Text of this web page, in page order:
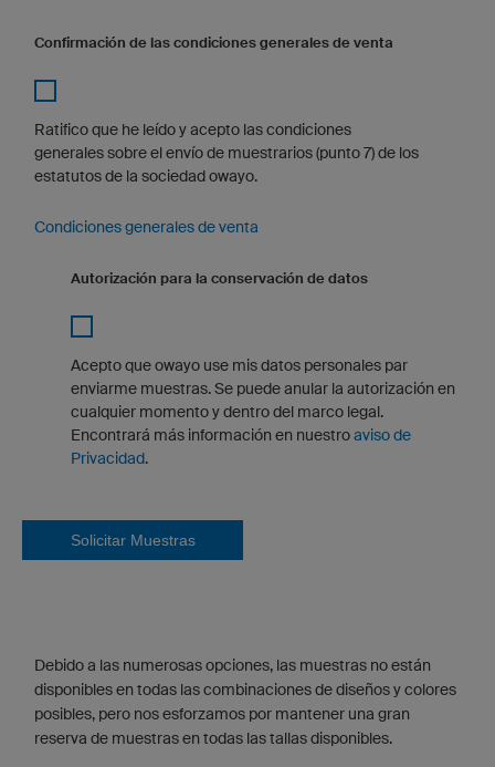
Confirmación de las condiciones generales de venta
Ratifico que he leído y acepto las condiciones
generales sobre el envío de muestrarios (punto 7) de los
estatutos de la sociedad owayo.
Condiciones generales de venta
Autorización para la conservación de datos
Acepto que owayo use mis datos personales par
enviarme muestras. Se puede anular la autorización en
cualquier momento y dentro del marco legal.
Encontrará más información en nuestroaviso de
Privacidad.
Solicitar Muestras
Debido a las numerosas opciones, las muestras no están
disponibles en todas las combinaciones de diseños y colores
posibles, pero nos esforzamos por mantener una gran
reserva de muestras en todas las tallas disponibles.